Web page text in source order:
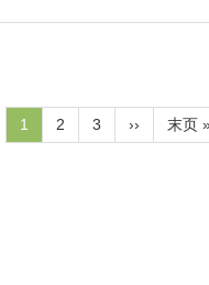
当
前
1 Page
2 Page
3
下
一
››
末
页
末页